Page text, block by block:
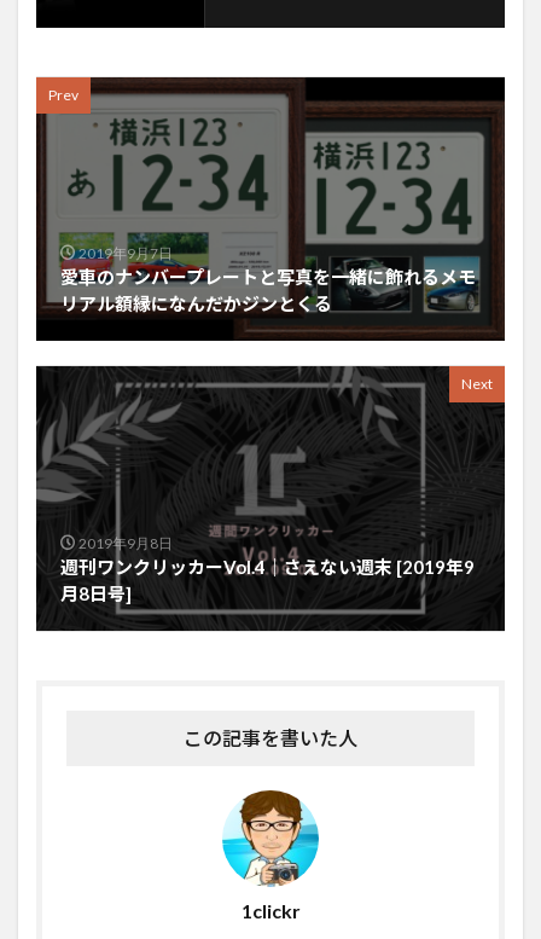
Prev
2019年9月7日
愛車のナンバープレートと写真を一緒に飾れるメモ
リアル額縁になんだかジンとくる
Next
2019年9月8日
週刊ワンクリッカーVol.4｜さえない週末 [2019年9
月8日号]
この記事を書いた人
1clickr